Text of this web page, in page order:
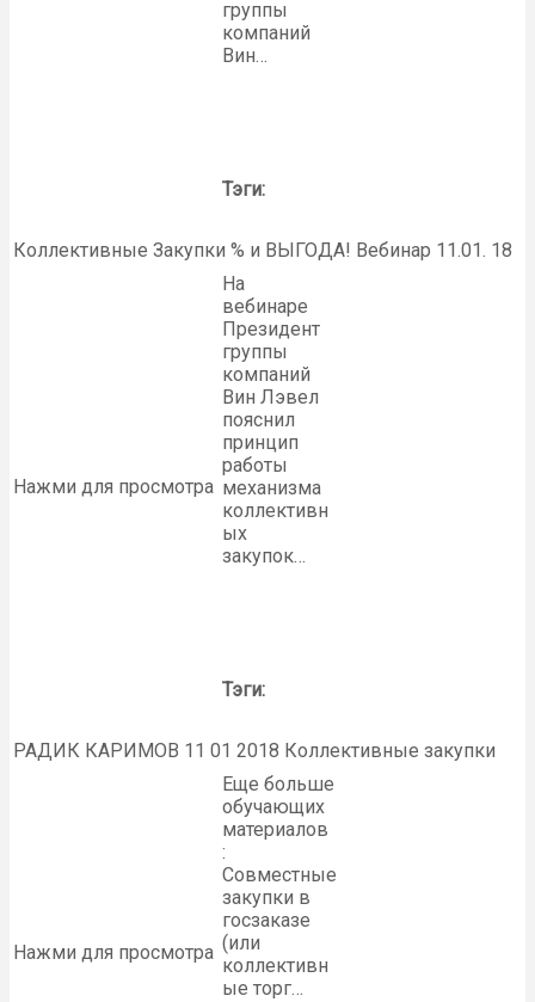
группы
компаний
Вин…
Тэги:
Коллективные Закупки % и ВЫГОДА! Вебинар 11.01. 18
Нажми для просмотра
На
вебинаре
Президент
группы
компаний
Вин Лэвел
пояснил
принцип
работы
механизма
коллективн
ых
закупок…
Тэги:
РАДИК КАРИМОВ 11 01 2018 Коллективные закупки
Нажми для просмотра
Еще больше
обучающих
материалов
:
Совместные
закупки в
госзаказе
(или
коллективн
ые торг…